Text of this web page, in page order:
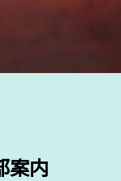
案内